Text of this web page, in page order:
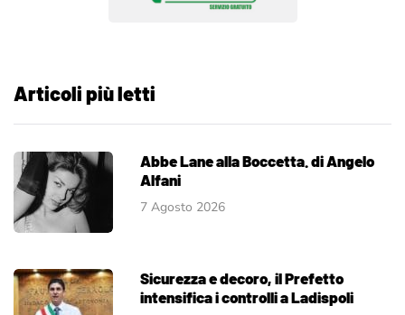
Articoli più letti
Abbe Lane alla Boccetta. di Angelo
Alfani
7 Agosto 2026
Sicurezza e decoro, il Prefetto
intensifica i controlli a Ladispoli